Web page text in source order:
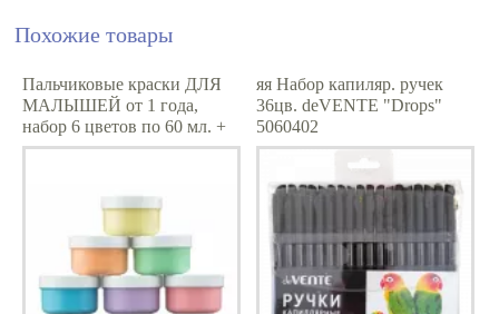
Похожие товары
Пальчиковые краски ДЛЯ
МАЛЫШЕЙ от 1 года,
набор 6 цветов по 60 мл. +
обучающая брошюра
яя Набор капиляр. ручек
36цв. deVENTE "Drops"
5060402
чёрн.круг.корп,0,4мм,пласти